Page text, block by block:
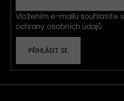
Vložením e-mailu souhlasíte s
ochrany osobních údajů
PŘIHLÁSIT SE